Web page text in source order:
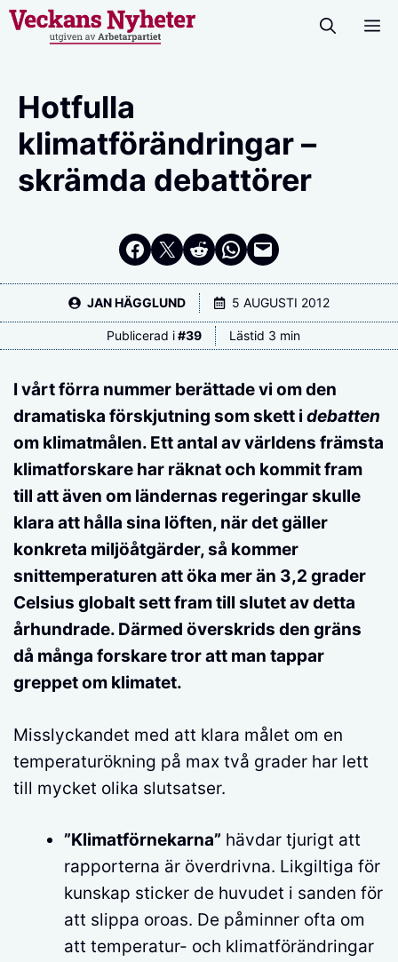
Hoppa
Hotfulla
klimatförändringar –
skrämda debattörer
Dela på Facebook
Dela på Twitter
Dela på RedditDela i WhatsApp
Maila en länk
JAN HÄGGLUND 5 AUGUSTI 2012
Publicerad i#39 Lästid 3 min
I vårt förra nummer berättade vi om den
dramatiska förskjutning som skett i debatten
om klimatmålen. Ett antal av världens främsta
klimatforskare har räknat och kommit fram
till att även om ländernas regeringar skulle
klara att hålla sina löften, när det gäller
konkreta miljöåtgärder, så kommer
snittemperaturen att öka mer än 3,2 grader
Celsius globalt sett fram till slutet av detta
århundrade. Därmed överskrids den gräns
då många forskare tror att man tappar
greppet om klimatet.
Misslyckandet med att klara målet om en
temperaturökning på max två grader har lett
till mycket olika slutsatser.
”Klimatförnekarna” hävdar tjurigt att
rapporterna är överdrivna. Likgiltiga för
kunskap sticker de huvudet i sanden för
att slippa oroas. De påminner ofta om
att temperatur- och klimatförändringar